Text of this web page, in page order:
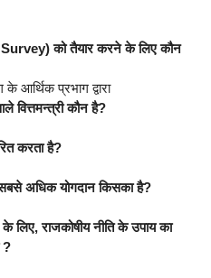
Survey) को तैयार करने के लिए कौन
के आर्थिक प्रभाग द्वारा
वित्तमन्त्री कौन है?
करता है?
अधिक योगदान किसका है?
लिए, राजकोषीय नीति के उपाय का
?